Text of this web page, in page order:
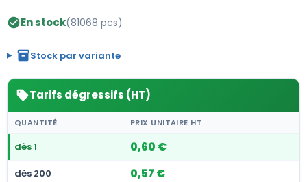
check_circleEn stock(81068 pcs)
inventory_2Stock par variante
sellTarifs dégressifs (HT)
QUANTITÉ PRIX UNITAIRE HT
dès 1 0,60 €
dès 200 0,57 €